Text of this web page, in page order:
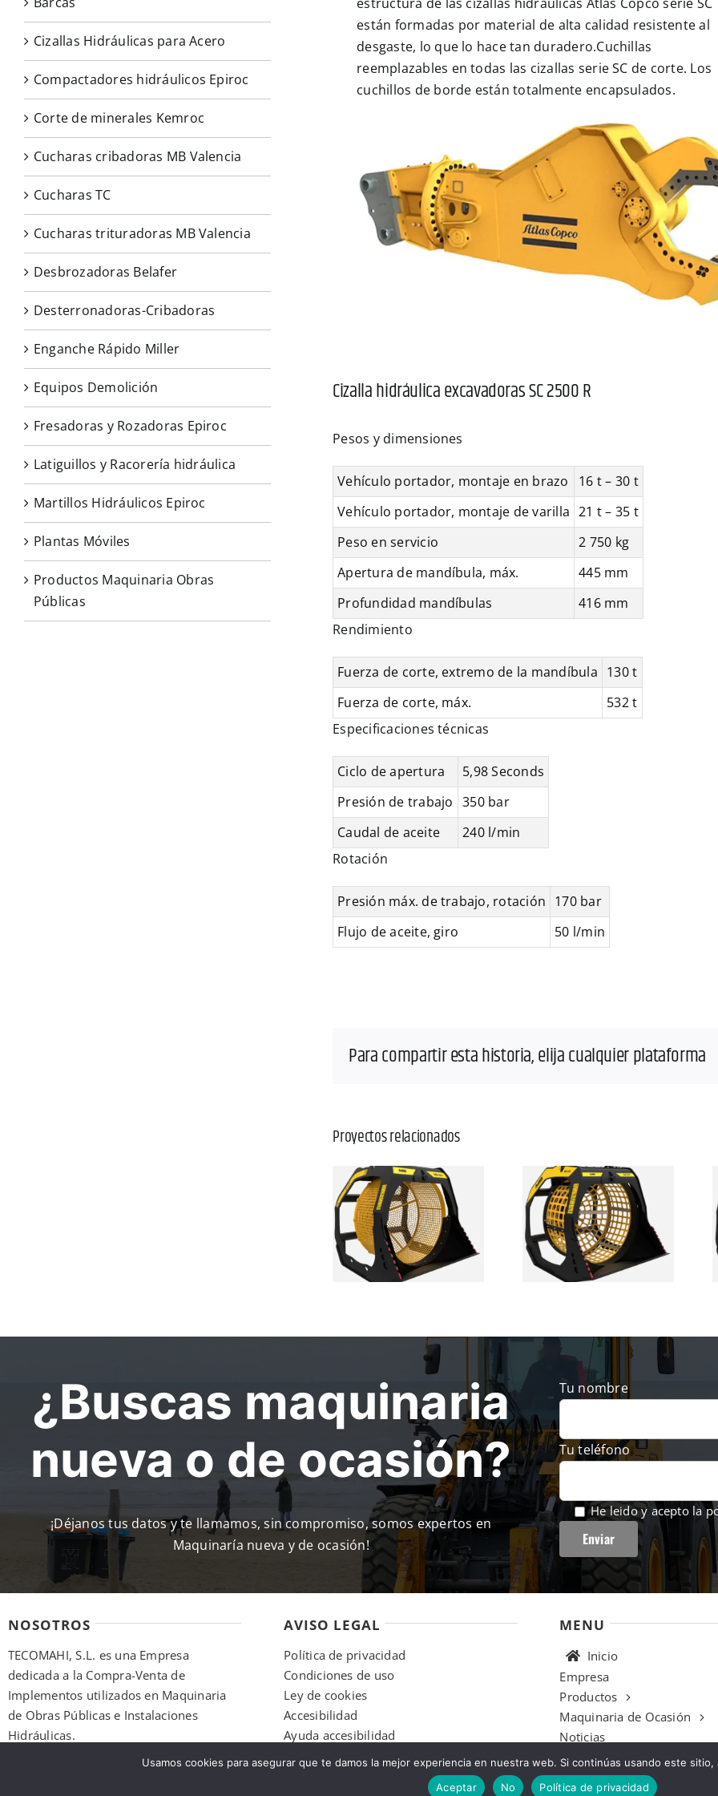
están formadas por material de alta calidad resistente al
desgaste, lo que lo hace tan duradero.Cuchillas
reemplazables en todas las cizallas serie SC de corte. Los
cuchillos de borde están totalmente encapsulados.
Cizalla hidráulica excavadoras SC 2500 R
Pesos y dimensiones
Vehículo portador, montaje en brazo
16 t – 30 t
Vehículo portador, montaje de varilla 21 t – 35 t
Peso en servicio
2 750 kg
Apertura de mandíbula, máx.
445 mm
Profundidad mandíbulas
416 mm
Rendimiento
Fuerza de corte, extremo de la mandíbula 130 t
Fuerza de corte, máx.
532 t
Especificaciones técnicas
Ciclo de apertura
5,98 Seconds
Presión de trabajo 350 bar
Caudal de aceite
240 l/min
Rotación
Presión máx. de trabajo, rotación 170 bar
Flujo de aceite, giro
50 l/min
Para compartir esta historia, elija cualquier plataforma
Proyectos relacionados
Cizallas Hidráulicas para Acero
Compactadores hidráulicos Epiroc
Corte de minerales Kemroc
Cucharas cribadoras MB Valencia
Cucharas TC
Cucharas trituradoras MB Valencia
Desbrozadoras Belafer
Desterronadoras-Cribadoras
Enganche Rápido Miller
Equipos Demolición
Fresadoras y Rozadoras Epiroc
Latiguillos y Racorería hidráulica
Martillos Hidráulicos Epiroc
Plantas Móviles
Productos Maquinaria Obras
Públicas
¿Buscas maquinaria
nueva o de ocasión?
¡Déjanos tus datos y te llamamos, sin compromiso, somos expertos en
Maquinaría nueva y de ocasión!
Tu nombre
Tu teléfono
He leido y acepto la
NOSOTROS
TECOMAHI, S.L. es una Empresa
dedicada a la Compra-Venta de
Implementos utilizados en Maquinaria
de Obras Públicas e Instalaciones
Hidráulicas.
AVISO LEGAL
Política de privacidad
Condiciones de uso
Ley de cookies
Accesibilidad
Ayuda accesibilidad
Mapa del sitio
MENU
Inicio
Empresa
Productos
Maquinaria de Ocasión
Noticias
Multimedia
Contacto
Usamos cookies para asegurar que te damos la mejor experiencia en nuestra web. Si continúas usando este
Aceptar
No Política de privacidad